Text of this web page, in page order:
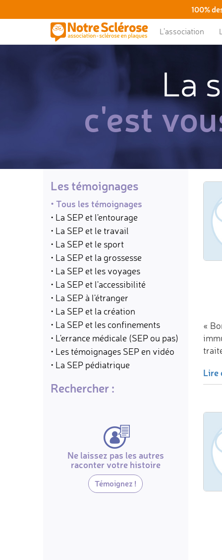
100%
L’association
La
c'est
Les témoignages
• Tous les témoignages
• La SEP et l'entourage
• La SEP et le travail
• La SEP et le sport
• La SEP et la grossesse
• La SEP et les voyages
• La SEP et l'accessibilité
• La SEP à l'étranger
• La SEP et la création
• La SEP et les confinements
• L'errance médicale (SEP ou pas)
• Les témoignages SEP en vidéo
• La SEP pédiatrique
Rechercher :
Ne laissez pas les autres
raconter votre histoire
Témoignez !
«
Lire